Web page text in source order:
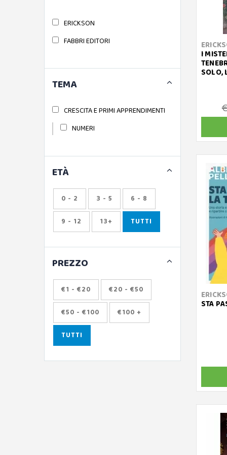
I
SOLO,
STA
ERICKSON
FABBRI EDITORI
TEMA
CRESCITA E PRIMI APPRENDIMENTI
NUMERI
ETÀ
0 - 2 3 - 5 6 - 8
9 - 12 13+ TUTTI
PREZZO
€1 - €20 €20 - €50
€50 - €100 €100 +
TUTTI